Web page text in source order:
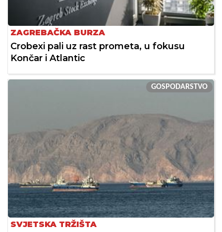
ZAGREBAČKA BURZA
Crobexi pali uz rast prometa, u fokusu
Končar i Atlantic
GOSPODARSTVO
SVJETSKA TRŽIŠTA